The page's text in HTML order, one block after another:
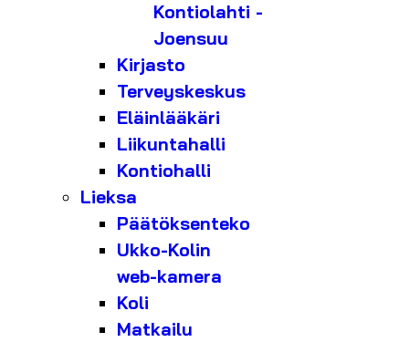
Kontiolahti -
Joensuu
Kirjasto
Terveyskeskus
Eläinlääkäri
Liikuntahalli
Kontiohalli
Lieksa
Päätöksenteko
Ukko-Kolin
web-kamera
Koli
Matkailu